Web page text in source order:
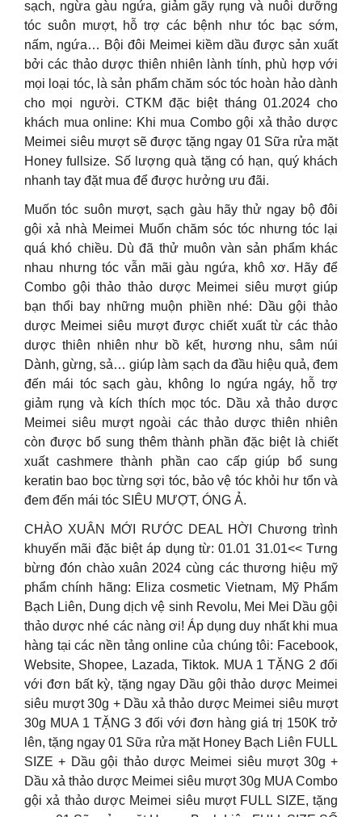
sạch, ngừa gàu ngứa, giảm gãy rụng và nuôi dưỡng
tóc suôn mượt, hỗ trợ các bệnh như tóc bạc sớm,
nấm, ngứa… Bội đôi Meimei kiềm dầu được sản xuất
bởi các thảo dược thiên nhiên lành tính, phù hợp với
mọi loại tóc, là sản phẩm chăm sóc tóc hoàn hảo dành
cho mọi người. CTKM đặc biệt tháng 01.2024 cho
khách mua online: Khi mua Combo gội xả thảo dược
Meimei siêu mượt sẽ được tặng ngay 01 Sữa rửa mặt
Honey fullsize. Số lượng quà tặng có hạn, quý khách
nhanh tay đặt mua để được hưởng ưu đãi.
Muốn tóc suôn mượt, sạch gàu hãy thử ngay bộ đôi
gội xả nhà Meimei Muốn chăm sóc tóc nhưng tóc lại
quá khó chiều. Dù đã thử muôn vàn sản phẩm khác
nhau nhưng tóc vẫn mãi gàu ngứa, khô xơ. Hãy để
Combo gội thảo thảo dược Meimei siêu mượt giúp
bạn thổi bay những muộn phiền nhé: Dầu gội thảo
dược Meimei siêu mượt được chiết xuất từ các thảo
dược thiên nhiên như bồ kết, hương nhu, sâm núi
Dành, gừng, sả… giúp làm sạch da đầu hiệu quả, đem
đến mái tóc sạch gàu, không lo ngứa ngáy, hỗ trợ
giảm rụng và kích thích mọc tóc. Dầu xả thảo dược
Meimei siêu mượt ngoài các thảo dược thiên nhiên
còn được bổ sung thêm thành phần đặc biệt là chiết
xuất cashmere thành phần cao cấp giúp bổ sung
keratin bao bọc từng sợi tóc, bảo vệ tóc khỏi hư tổn và
đem đến mái tóc SIÊU MƯỢT, ÓNG Ả.
CHÀO XUÂN MỚI RƯỚC DEAL HỜI Chương trình
khuyến mãi đặc biệt áp dụng từ: 01.01 31.01<< Tưng
bừng đón chào xuân 2024 cùng các thương hiệu mỹ
phẩm chính hãng: Eliza cosmetic Vietnam, Mỹ Phẩm
Bạch Liên, Dung dịch vệ sinh Revolu, Mei Mei Dầu gội
thảo dược nhé các nàng ơi! Áp dụng duy nhất khi mua
hàng tại các nền tảng online của chúng tôi: Facebook,
Website, Shopee, Lazada, Tiktok. MUA 1 TẶNG 2 đối
với đơn bất kỳ, tặng ngay Dầu gội thảo dược Meimei
siêu mượt 30g + Dầu xả thảo dược Meimei siêu mượt
30g MUA 1 TẶNG 3 đối với đơn hàng giá trị 150K trở
lên, tặng ngay 01 Sữa rửa mặt Honey Bạch Liên FULL
SIZE + Dầu gội thảo dược Meimei siêu mượt 30g +
Dầu xả thảo dược Meimei siêu mượt 30g MUA Combo
gội xả thảo dược Meimei siêu mượt FULL SIZE, tặng